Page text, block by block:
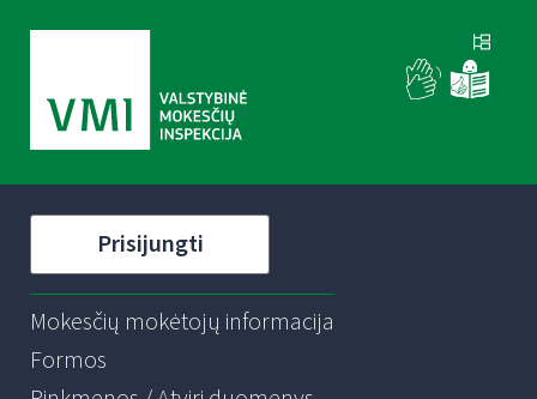
Prisijungti
Mokesčių mokėtojų informacija
Formos